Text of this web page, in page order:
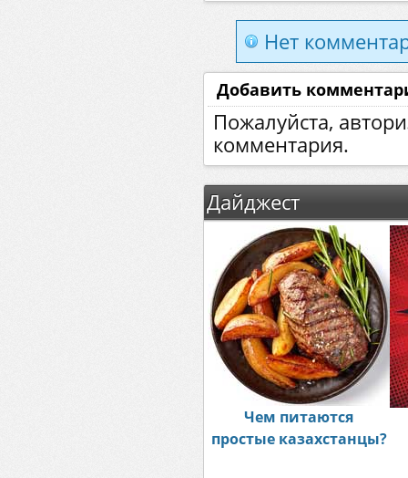
Нет
Добавить
Пожалуйста,
комментария.
Дайджест
Чем питаются
простые казахстанцы?